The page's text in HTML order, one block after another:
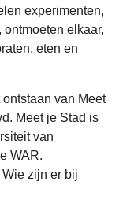
experimenten,
elkaar,
eten en
van Meet
Meet je Stad is
van
WAR.
Wie zijn er bij